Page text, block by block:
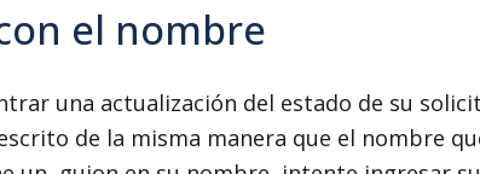
el nombre
una actualización del estado de su
de la misma manera que el nombre